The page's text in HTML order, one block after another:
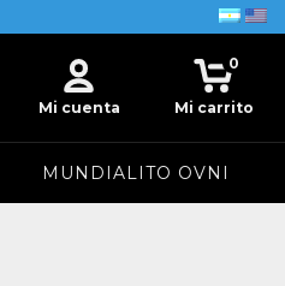
Mi cuenta Mi carrito
0
MUNDIALITO OVNI